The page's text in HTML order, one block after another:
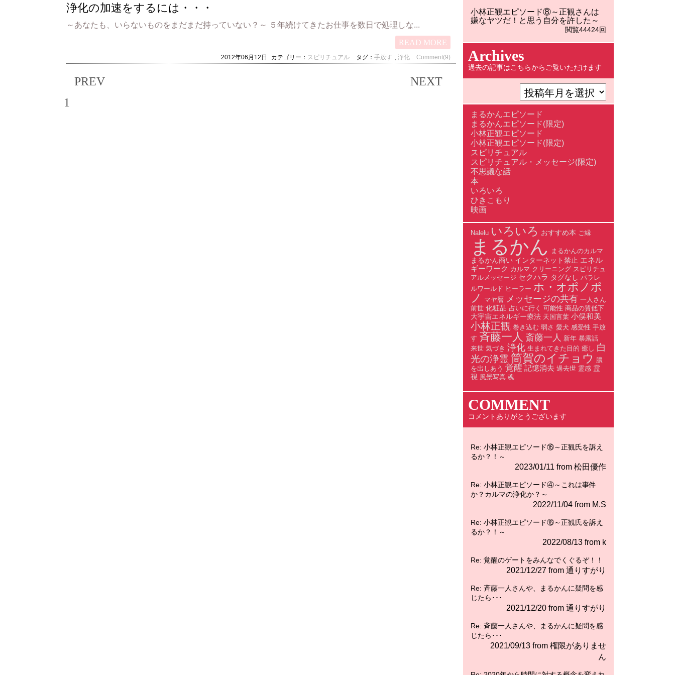
浄化の加速をするには・・・
～あなたも、いらないものをまだまだ持っていない？～ ５年続けてきたお仕事を数日で処理しな...
READ MORE
2012年06月12日 カテゴリー： スピリチュアル タグ： 手放す 浄化 Comment(9)
PREV
NEXT
1
小林正観エピソード⑧～正観さんは
嫌なヤツだ！と思う自分を許した～
閲覧44424回
Archives
過去の記事はこちらからご覧いただけます
まるかんエピソード
まるかんエピソード(限定)
小林正観エピソード
小林正観エピソード(限定)
スピリチュアル
スピリチュアル・メッセージ(限定)
不思議な話
本
いろいろ
ひきこもり
映画
Nalelu いろいろ おすすめ本 ご縁
まるかん まるかんのカルマ
まるかん商い インターネット禁止 エネル
ギーワーク カルマ クリーニング スピリチュ
アルメッセージ セクハラ タグなし パラレ
ルワールド ヒーラー ホ・オポノポ
ノ
マヤ暦 メッセージの共有 一人さん
前世 化粧品 占いに行く 可能性 商品の質低下
大宇宙エネルギー療法 天国言葉 小俣和美
小林正観 巻き込む 弱さ 愛犬 感受性 手放
す 斉藤一人 斎藤一人 新年 暴露話
来世 気づき 浄化 生まれてきた目的 癒し 白
光の浄霊 筒賀のイチョウ 膿
を出しあう 覚醒 記憶消去 過去世 霊感 霊
視 風景写真 魂
COMMENT
コメントありがとうございます
Re: 小林正観エピソード⑯～正観氏を訴え
るか？！～
2023/01/11 from 松田優作
Re: 小林正観エピソード④～これは事件
か？カルマの浄化か？～
2022/11/04 from M.S
Re: 小林正観エピソード⑯～正観氏を訴え
るか？！～
2022/08/13 from k
Re: 覚醒のゲートをみんなでくぐるぞ！！
2021/12/27 from 通りすがり
Re: 斉藤一人さんや、まるかんに疑問を感
じたら･･･
2021/12/20 from 通りすがり
Re: 斉藤一人さんや、まるかんに疑問を感
じたら･･･
2021/09/13 from 権限がありませ
ん